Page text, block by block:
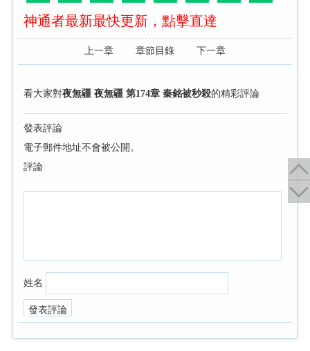
神通者最新最快更新，點擊直達
上一章 章節目錄 下一章
看大家對夜無疆 夜無疆 第174章 秦銘被秒殺的精彩評論
發表評論
電子郵件地址不會被公開。
評論
姓名